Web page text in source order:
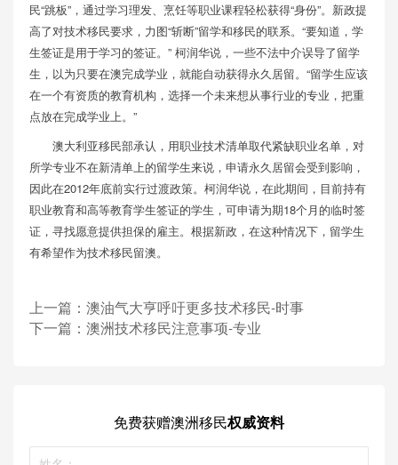
民“跳板”，通过学习理发、烹饪等职业课程轻松获得“身份”。新政提
高了对技术移民要求，力图“斩断”留学和移民的联系。“要知道，学
生签证是用于学习的签证。” 柯润华说，一些不法中介误导了留学
生，以为只要在澳完成学业，就能自动获得永久居留。“留学生应该
在一个有资质的教育机构，选择一个未来想从事行业的专业，把重
点放在完成学业上。”
澳大利亚移民部承认，用职业技术清单取代紧缺职业名单，对
所学专业不在新清单上的留学生来说，申请永久居留会受到影响，
因此在2012年底前实行过渡政策。柯润华说，在此期间，目前持有
职业教育和高等教育学生签证的学生，可申请为期18个月的临时签
证，寻找愿意提供担保的雇主。根据新政，在这种情况下，留学生
有希望作为技术移民留澳。
上一篇： 澳油气大亨呼吁更多技术移民-时事
下一篇： 澳洲技术移民注意事项-专业
免费获赠澳洲移民权威资料